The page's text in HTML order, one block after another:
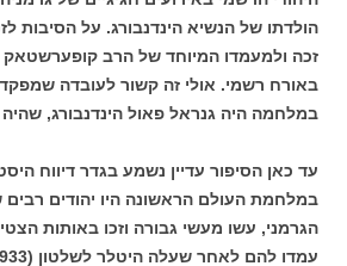
הולדתו של הנשיא הינדנבורג. על הסיבות
זכה ולמעמדו המיוחד של הרב
באורח רשמי. אולי זה קשור לעובדה
במלחמה היה גנראל פאול הינדנבורג,
עד כאן הסיפור עדיין נשמע בגדר דיווח
במלחמת העולם הראשונה היו יהודים
הגרמני, עשו מעשי גבורה וזכו באותות